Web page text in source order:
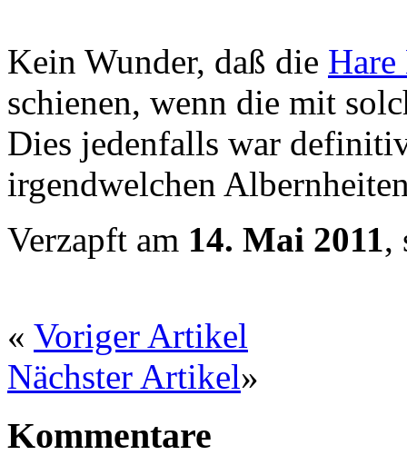
Kein Wunder, daß die Hare
schienen, wenn die mit
Dies jedenfalls war
irgendwelchen
Verzapft am 14. Mai 2011,
« Voriger Artikel
Nächster Artikel»
Kommentare